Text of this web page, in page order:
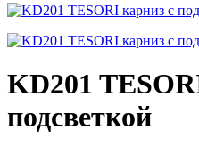
KD201
подсветкой